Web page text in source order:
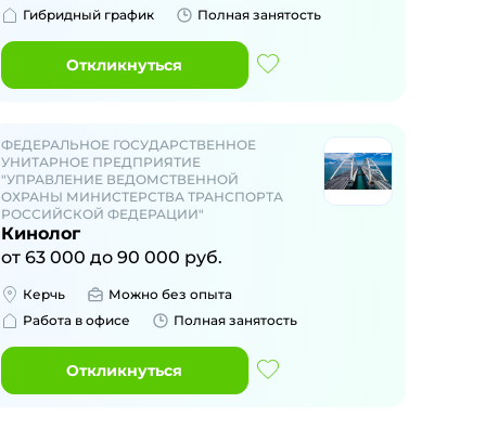
Гибридный график
Полная занятость
Откликнуться
ФЕДЕРАЛЬНОЕ ГОСУДАРСТВЕННОЕ
УНИТАРНОЕ ПРЕДПРИЯТИЕ
"УПРАВЛЕНИЕ ВЕДОМСТВЕННОЙ
ОХРАНЫ МИНИСТЕРСТВА ТРАНСПОРТА
РОССИЙСКОЙ ФЕДЕРАЦИИ"
Кинолог
от 63 000 до 90 000 руб.
Керчь
Можно без опыта
Работа в офисе
Полная занятость
Откликнуться